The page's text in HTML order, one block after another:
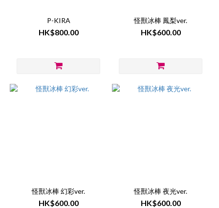
P-KIRA
HK$800.00
怪獸冰棒 鳳梨ver.
HK$600.00
怪獸冰棒 幻彩ver.
HK$600.00
怪獸冰棒 夜光ver.
HK$600.00